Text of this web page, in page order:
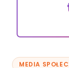
MEDIA